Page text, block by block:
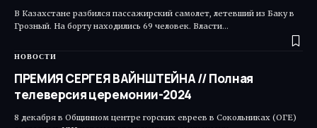
В Казахстане разбился пассажирский самолет, летевший из Баку в
Грозный. На борту находились 69 человек. Власти…
НОВОСТИ
ПРЕМИЯ СЕРГЕЯ ВАЙНШТЕЙНА // Полная
телеверсия церемонии-2024
8 декабря в Общинном центре горских евреев в Сокольниках (ОГЕ)